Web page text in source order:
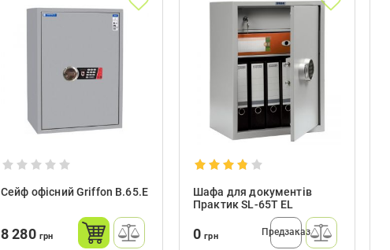
Сейф офісний Griffon B.65.E
8 280 грн
Шафа для документів
Практик SL-65T EL
0грн Предзаказ